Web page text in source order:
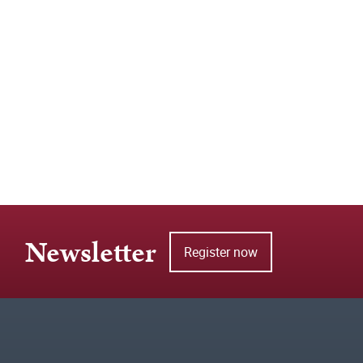
Newsletter Register now